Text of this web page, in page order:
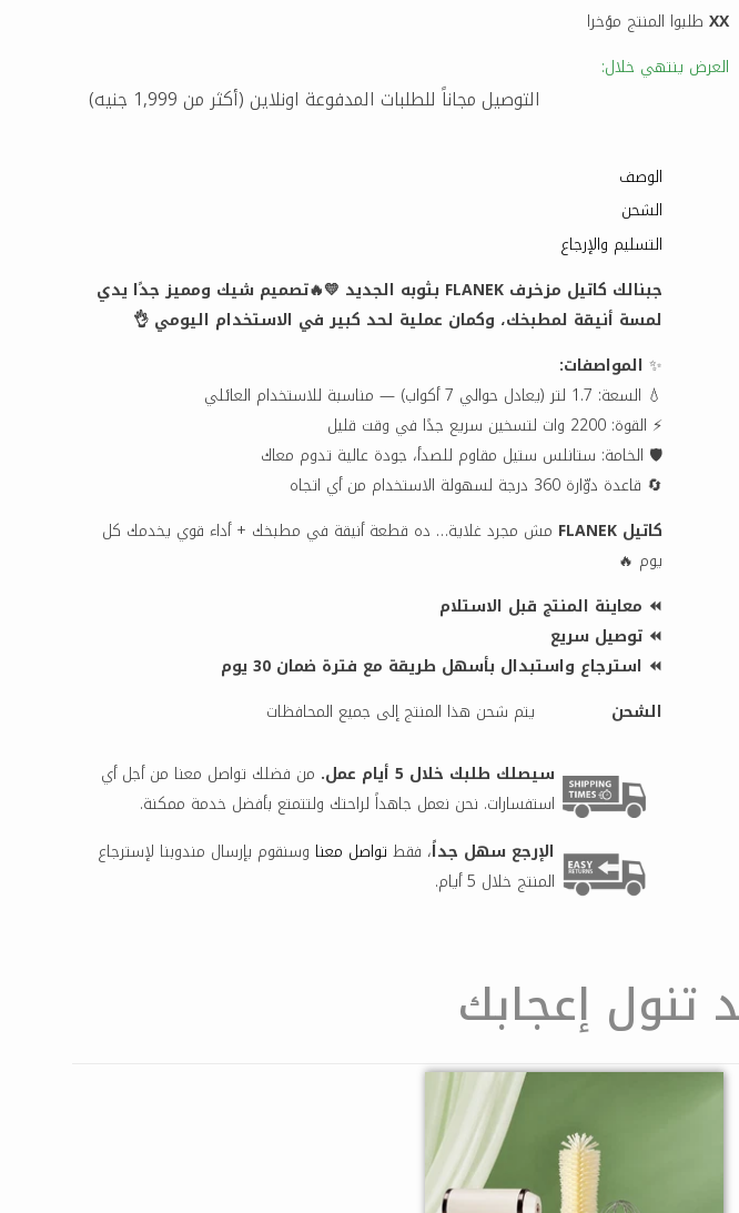
XX طلبوا المنتج مؤخرا
العرض ينتهي خلال:
التوصيل مجاناً للطلبات المدفوعة اونلاين (أكثر من 1,999 جنيه)
الوصف
الشحن
التسليم والإرجاع
جبنالك كاتيل مزخرف FLANEK بثوبه الجديد 💛🔥تصميم شيك ومميز جدًا يدي
لمسة أنيقة لمطبخك، وكمان عملية لحد كبير في الاستخدام اليومي 👌
✨ المواصفات:
💧 السعة: 1.7 لتر (يعادل حوالي 7 أكواب) — مناسبة للاستخدام العائلي
⚡ القوة: 2200 وات لتسخين سريع جدًا في وقت قليل
🛡️ الخامة: ستانلس ستيل مقاوم للصدأ، جودة عالية تدوم معاك
🔄 قاعدة دوّارة 360 درجة لسهولة الاستخدام من أي اتجاه
كاتيل FLANEK
مش مجرد غلاية… ده قطعة أنيقة في مطبخك + أداء قوي يخدمك كل
يوم 🔥
⏪ معاينة المنتج قبل الاستلام
⏪ توصيل سريع
⏪ استرجاع واستبدال بأسهل طريقة مع فترة ضمان 30 يوم
الشحن
يتم شحن هذا المنتج إلى جميع المحافظات
سيصلك طلبك خلال 5 أيام عمل.
من فضلك تواصل معنا من أجل أي
استفسارات. نحن نعمل جاهداً لراحتك ولتتمتع بأفضل خدمة ممكنة.
الإرجع سهل جداً، فقط تواصل معنا وسنقوم بإرسال مندوبنا لإسترجاع
المنتج خلال 5 أيام.
تنول إعجابك